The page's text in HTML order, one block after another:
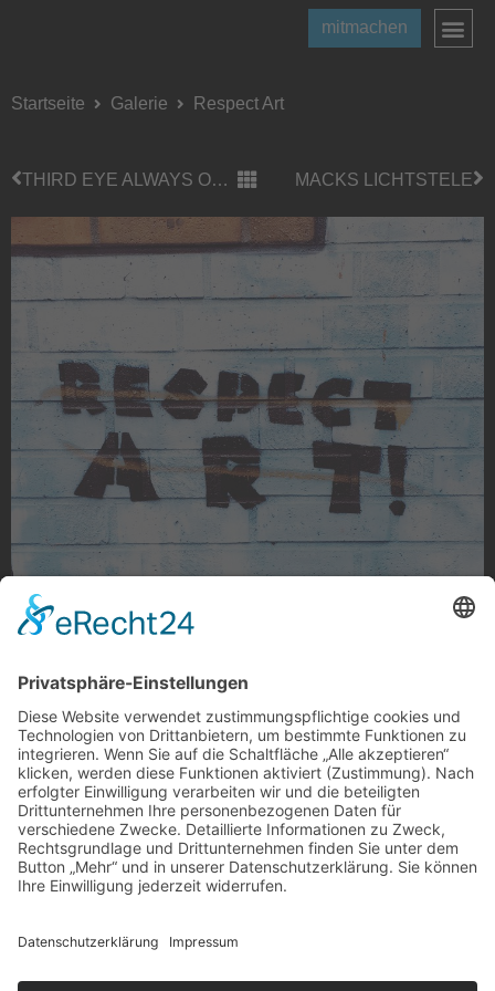
mitmachen
Startseite Galerie Respect Art
THIRD EYE ALWAYS OPEN… MACKS LICHTSTELE
Respect Art
RESPECT ART! Gefunden am Hugo Junkers Park,
Rheydt
Foto: zirkuscaroli via Instagram